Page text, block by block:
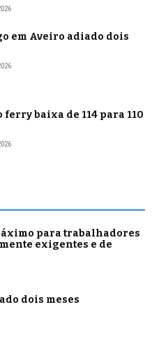
em Aveiro adiado dois
ferry baixa de 114 para 110
para trabalhadores
exigentes e de
dois meses